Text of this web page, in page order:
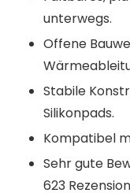
unterwegs.
Offene
Stabile
Silikonpads.
Kompatibel
Sehr gute
623